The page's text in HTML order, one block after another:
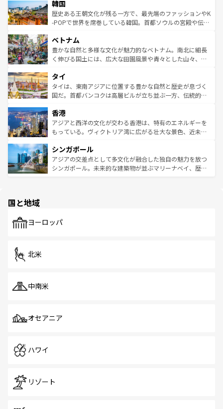
いる。アクティビティも充実しており、サーフィンやダイ
ビング、ハイキングなど、アウトドア好きにはたまらな
い。オーストラリアの多彩な魅力を存分に味わいつくそ
参照してほしい。
ン）、静ひつな山岳地帯である台湾東部など、都市の喧騒
と山間の静けさが共存しており、訪れる人に新しい発見と
驚きをもたらしてくれる。また、奥深い台湾の食文化も魅
容にもいいと評判のスイーツなど、バラエティ豊かな料理
が味わえる。 なお、新着の台湾情報は コンテンツ一覧を参
照してほしい。
韓国
歴史ある王朝文化が残る一方で、最先端のファッションやK
-POPで世界を席巻している韓国。首都ソウルの宮殿や伝統
き、地方に足を延ばせば四季折々の自然美を楽しむことが
できる。そして、キムチや焼肉、絶品のストリートフード
まで、さまざまな韓国料理が待っている。夜には、韓国な
リティに包まれながら、韓国の多彩な魅力を心ゆくまで味
わってみてほしい。 なお、新着の韓国情報はコンテンツ一
覧を参照してほしい。
ベトナム
豊かな自然と多様な文化が魅力的なベトナム。南北に細長
く伸びる国土には、広大な田園風景や青々とした山々、世
急速な発展と共に伝統が息づく。ハノイの古い町並みやホ
ーチミン市のフランス統治時代の建物も、独特の雰囲気を
醸し出している。また、バラエティの豊かさとおいしさで
とつ。フォーやバインミー、ベトナムコーヒーなどは、ぜ
ひ現地で味わいたい。どの地域を訪れてもあたたかい人々
が旅行者を迎えてくれるので、きっと忘れられない旅にな
参照してほしい。
タイ
タイは、東南アジアに位置する豊かな自然と歴史が息づく
国だ。首都バンコクは高層ビルが立ち並ぶ一方、伝統的な
の活気が交差している。北部ではチェンマイなどの山岳地
帯で自然と触れ合い、南部ではプーケットやクラビの美し
いビーチでリゾート気分を楽しむことができる。タイ料理
激する。気候は一年中温暖で、どの季節にも異なる楽しみ
が待っている。親しみやすいタイの人々、仏教を中心とし
た文化、そして多様な観光資源が、訪れる旅人を魅了し続
香港
アジアと西洋の文化が交わる香港は、特有のエネルギーを
もっている。ヴィクトリア湾に広がる壮大な景色、近未来
み、どこを訪れても感動するはず。観光スポットが密集し
ており、効率よく見どころを回れるのも魅力。息をのむよ
うな絶景から文化的な体験まで、香港を存分に楽しみ尽く
シンガポール
アジアの交差点として多文化が融合した独自の魅力を放つ
シンガポール。未来的な建築物が並ぶマリーナベイ、歴史
で、ホーカーズは地元の風情を楽しめる外せないスポット
国と地域
ヨーロッパ
北米
中南米
オセアニア
ハワイ
リゾート